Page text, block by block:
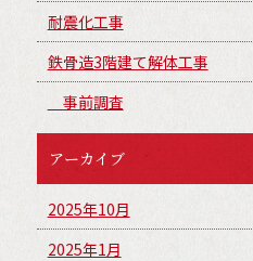
耐震化工事
鉄骨造3階建て解体工事
事前調査
アーカイブ
2025年10月
2025年1月